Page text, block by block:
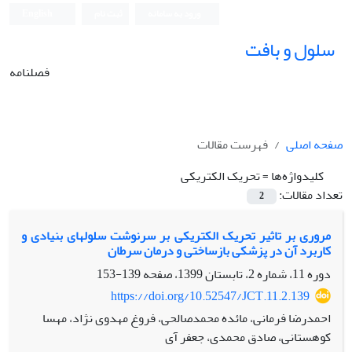
سلول و بافت
فصلنامه
صفحه اصلی
فهرست مقالات
کلیدواژه‌ها =تحریک الکتریکی
تعداد مقالات:
2
مروری بر تاثیر تحریک الکتریکی بر سرنوشت سلول‏های بنیادی و
کاربرد آن در پزشکی بازساختی و درمان سرطان
دوره 11، شماره 2، تابستان 1399، صفحه
139-153
https://doi.org/10.52547/JCT.11.2.139
احمدرضا فرمانی، مائده محمد‏صالحی، فروغ مهدوی نژاد، مهسا
کوهستانی، صادق محمدی، جعفر آی